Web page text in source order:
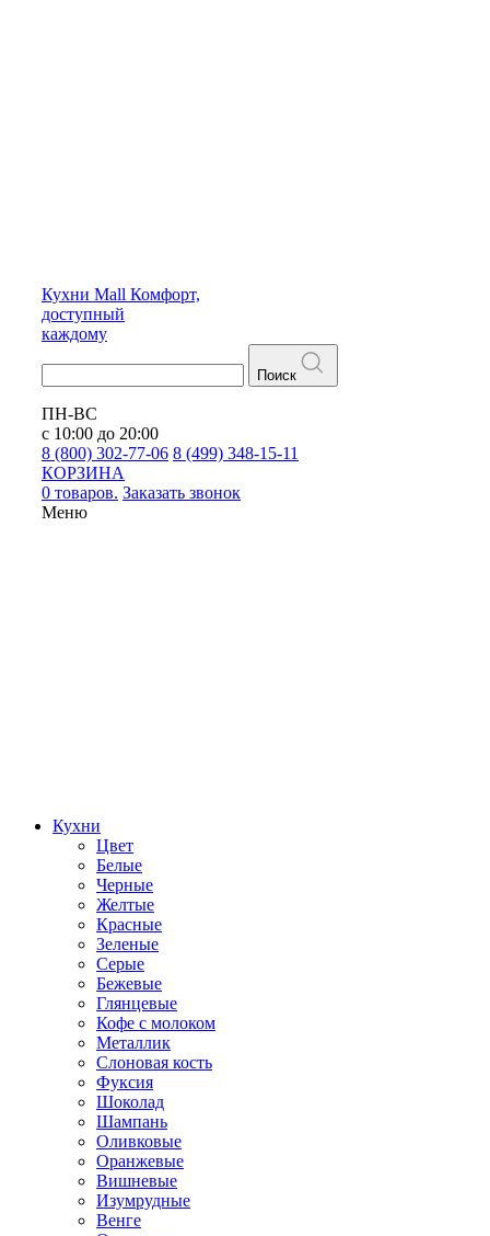
Кухни Mall Комфорт,
доступный
каждому
Поиск
ПН-ВС
с 10:00 до 20:00
8 (800) 302-77-06 8 (499) 348-15-11
КОРЗИНА
0 товаров. Заказать звонок
Меню
Кухни
Цвет
Белые
Черные
Желтые
Красные
Зеленые
Серые
Бежевые
Глянцевые
Кофе с молоком
Металлик
Слоновая кость
Фуксия
Шоколад
Шампань
Оливковые
Оранжевые
Вишневые
Изумрудные
Венге